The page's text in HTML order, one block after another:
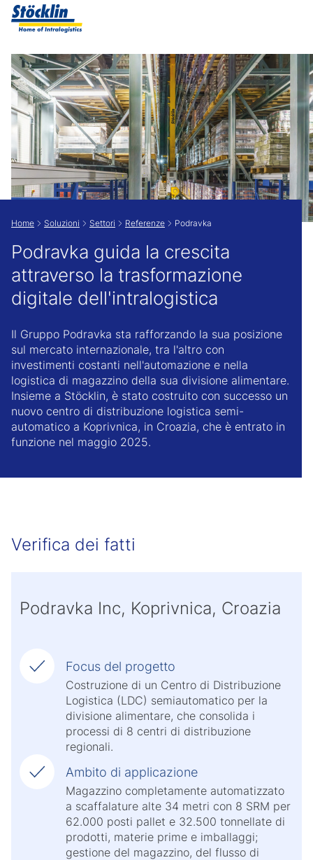
Show convenient version of this site
Don't show this message again
Home Soluzioni Settori Referenze Podravka
Podravka guida la crescita
attraverso la trasformazione
digitale dell'intralogistica
Il Gruppo Podravka sta rafforzando la sua posizione
sul mercato internazionale, tra l'altro con
investimenti costanti nell'automazione e nella
logistica di magazzino della sua divisione alimentare.
Insieme a Stöcklin, è stato costruito con successo un
nuovo centro di distribuzione logistica semi-
automatico a Koprivnica, in Croazia, che è entrato in
funzione nel maggio 2025.
Verifica dei fatti
Podravka Inc, Koprivnica, Croazia
Focus del progetto
Costruzione di un Centro di Distribuzione
Logistica (LDC) semiautomatico per la
divisione alimentare, che consolida i
processi di 8 centri di distribuzione
regionali.
Ambito di applicazione
Magazzino completamente automatizzato
a scaffalature alte 34 metri con 8 SRM per
62.000 posti pallet e 32.500 tonnellate di
prodotti, materie prime e imballaggi;
gestione del magazzino, del flusso di